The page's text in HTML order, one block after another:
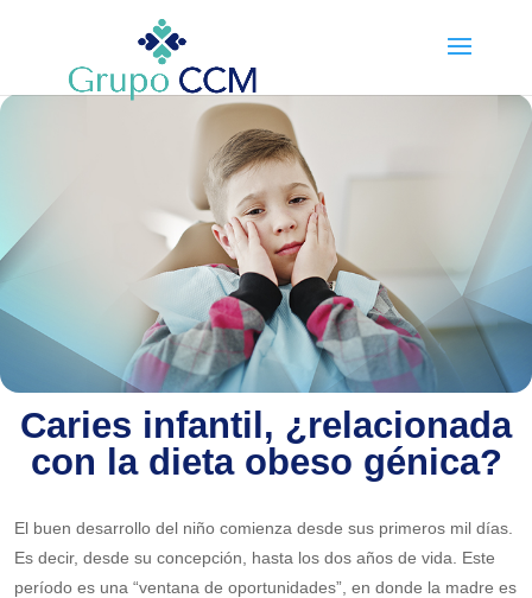
Caries infantil, ¿relacionada
con la dieta obeso génica?
El buen desarrollo del niño comienza desde sus primeros mil días.
Es decir, desde su concepción, hasta los dos años de vida. Este
período es una “ventana de oportunidades”, en donde la madre es